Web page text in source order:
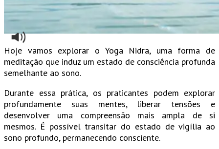
Hoje vamos explorar o Yoga Nidra, uma forma de
meditação que induz um estado de consciência profunda
semelhante ao sono.
Durante essa prática, os praticantes podem explorar
profundamente suas mentes, liberar tensões e
desenvolver uma compreensão mais ampla de si
mesmos. É possível transitar do estado de vigília ao
sono profundo, permanecendo consciente.